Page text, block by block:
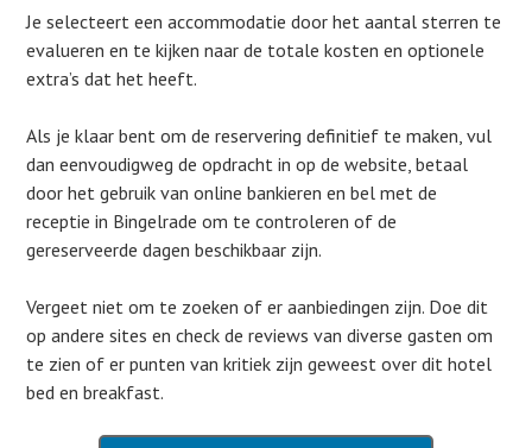
Je selecteert een accommodatie door het aantal sterren te
evalueren en te kijken naar de totale kosten en optionele
extra’s dat het heeft.
Als je klaar bent om de reservering definitief te maken, vul
dan eenvoudigweg de opdracht in op de website, betaal
door het gebruik van online bankieren en bel met de
receptie in Bingelrade om te controleren of de
gereserveerde dagen beschikbaar zijn.
Vergeet niet om te zoeken of er aanbiedingen zijn. Doe dit
op andere sites en check de reviews van diverse gasten om
te zien of er punten van kritiek zijn geweest over dit hotel
bed en breakfast.